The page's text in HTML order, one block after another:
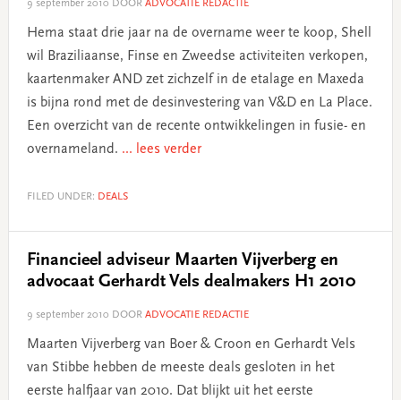
9 september 2010 DOOR ADVOCATIE REDACTIE
Hema staat drie jaar na de overname weer te koop, Shell
wil Braziliaanse, Finse en Zweedse activiteiten verkopen,
kaartenmaker AND zet zichzelf in de etalage en Maxeda
is bijna rond met de desinvestering van V&D en La Place.
Een overzicht van de recente ontwikkelingen in fusie- en
overnameland. ... lees verder
FILED UNDER: DEALS
Financieel adviseur Maarten Vijverberg en
advocaat Gerhardt Vels dealmakers H1 2010
9 september 2010 DOOR ADVOCATIE REDACTIE
Maarten Vijverberg van Boer & Croon en Gerhardt Vels
van Stibbe hebben de meeste deals gesloten in het
eerste halfjaar van 2010. Dat blijkt uit het eerste